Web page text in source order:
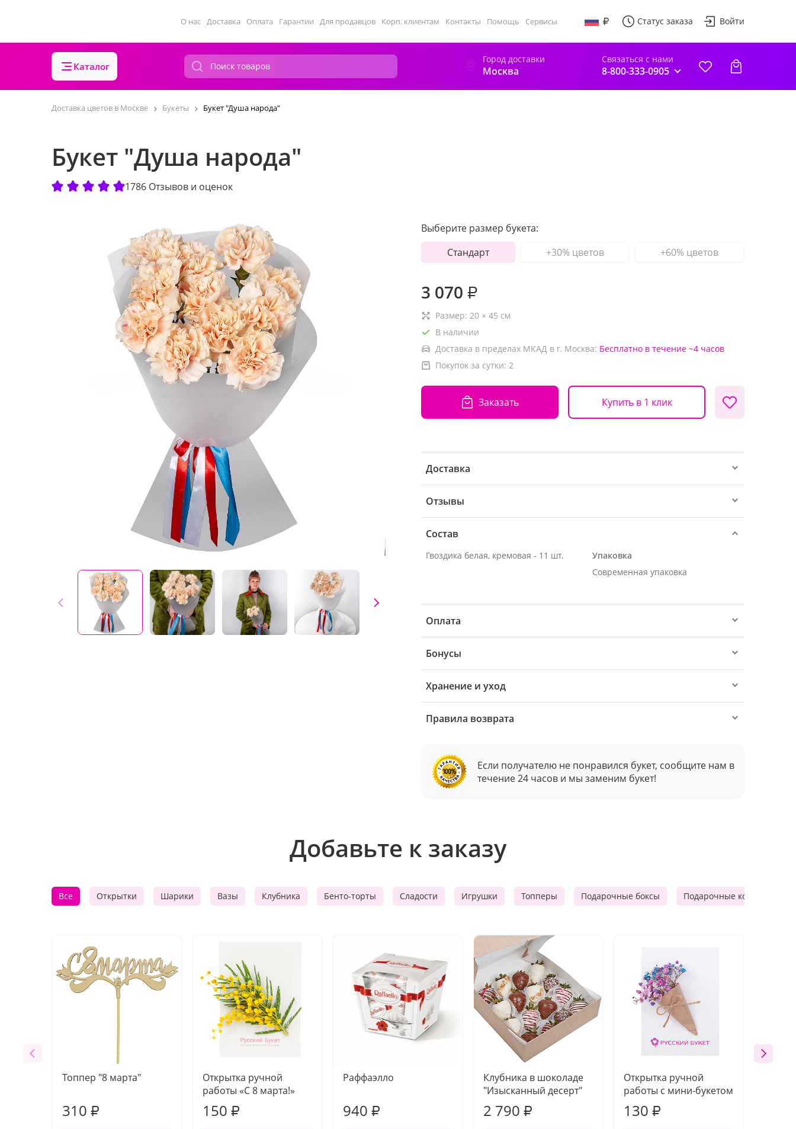
О нас Доставка Оплата Гарантии Для продавцов Корп. клиентам Контакты Помощь Сервисы Статус заказа Войти
Каталог
Город доставки
Москва
Связаться с нами
8-800-333-0905
Доставка цветов в Москве Букеты Букет "Душа народа"
Букет "Душа народа"
1786 Отзывов и оценок
Выберите размер букета:
Стандарт
+30% цветов +60% цветов
3 070 ₽
Размер: 20 × 45 см
В наличии
Доставка в пределах МКАД в г. Москва: Бесплатно в течение ~4 часов
Покупок за сутки: 2
Заказать Купить в 1 клик
Доставка
Отзывы
Состав
Гвоздика белая, кремовая - 11 шт.
Упаковка
Современная упаковка
Оплата
Бонусы
Хранение и уход
Правила возврата
Если получателю не понравился букет, сообщите нам в
течение 24 часов и мы заменим букет!
Добавьте к заказу
Все Открытки Шарики Вазы Клубника Бенто-торты Сладости Игрушки Топперы Подарочные боксы Подарочные корзины
Топпер "8 марта"
310 ₽
Открытка ручной
работы «С 8 марта!»
150 ₽
Раффаэлло
940 ₽
Клубника в шоколаде
"Изысканный десерт"
2 790 ₽
Открытка ручной
работы с мини-букетом
130 ₽